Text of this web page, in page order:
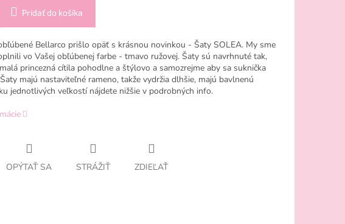
Pridať do košíka
Bellarco prišlo opäť s krásnou novinkou - Šaty SOLEA. My sme
vo Vašej obľúbenej farbe - tmavo ružovej. Šaty sú navrhnuté tak,
princezná cítila pohodlne a štýlovo a samozrejme aby sa suknička
majú nastaviteľné rameno, takže vydržia dlhšie, majú bavlnenú
jednotlivých veľkostí nájdete nižšie v podrobných info.
OPÝTAŤ SA STRÁŽIŤ ZDIEĽAŤ